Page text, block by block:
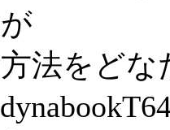
法をど